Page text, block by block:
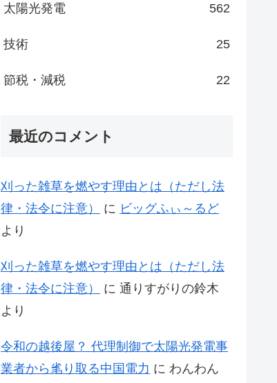
太陽光発電 562
技術 25
節税・減税 22
最近のコメント
刈った雑草を燃やす理由とは（ただし法
律・法令に注意）
に ビッグふぃ～るど
より
刈った雑草を燃やす理由とは（ただし法
律・法令に注意）
に 通りすがりの鈴木
より
令和の越後屋？ 代理制御で太陽光発電事
業者から毟り取る中国電力 に わんわん